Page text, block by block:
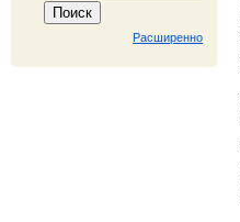
Расширенно